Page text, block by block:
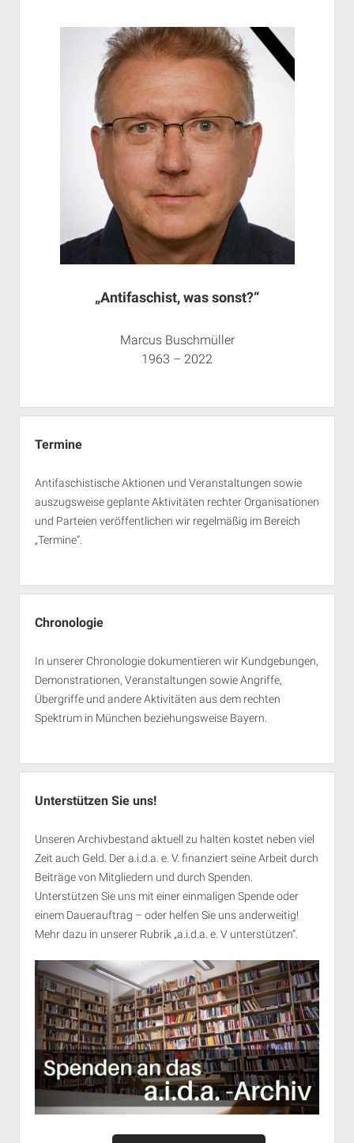
„Antifaschist, was sonst?“
Marcus Buschmüller
1963 – 2022
Termine
Antifaschistische Aktionen und Veranstaltungen sowie
auszugsweise geplante Aktivitäten rechter Organisationen
und Parteien veröffentlichen wir regelmäßig im Bereich
„Termine“.
Chronologie
In unserer Chronologie dokumentieren wir Kundgebungen,
Demonstrationen, Veranstaltungen sowie Angriffe,
Übergriffe und andere Aktivitäten aus dem rechten
Spektrum in München beziehungsweise Bayern.
Unterstützen Sie uns!
Unseren Archivbestand aktuell zu halten kostet neben viel
Zeit auch Geld. Der a.i.d.a. e. V. finanziert seine Arbeit durch
Beiträge von Mitgliedern und durch Spenden.
Unterstützen Sie uns mit einer einmaligen Spende oder
einem Dauerauftrag – oder helfen Sie uns anderweitig!
Mehr dazu in unserer Rubrik „a.i.d.a. e. V unterstützen“.